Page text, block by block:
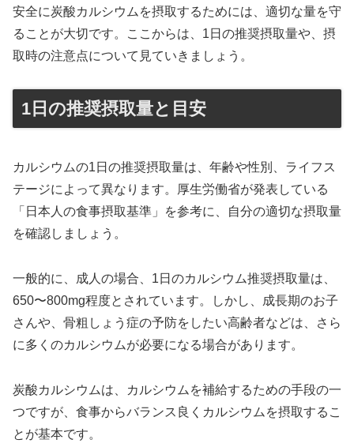
安全に炭酸カルシウムを摂取するためには、適切な量を守
ることが大切です。ここからは、1日の推奨摂取量や、摂
取時の注意点について見ていきましょう。
1日の推奨摂取量と目安
カルシウムの1日の推奨摂取量は、年齢や性別、ライフス
テージによって異なります。厚生労働省が発表している
「日本人の食事摂取基準」を参考に、自分の適切な摂取量
を確認しましょう。
一般的に、成人の場合、1日のカルシウム推奨摂取量は、
650〜800mg程度とされています。しかし、成長期のお子
さんや、骨粗しょう症の予防をしたい高齢者などは、さら
に多くのカルシウムが必要になる場合があります。
炭酸カルシウムは、カルシウムを補給するための手段の一
つですが、食事からバランス良くカルシウムを摂取するこ
とが基本です。